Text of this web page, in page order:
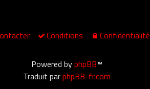
Confidentialité
Conditions
Powered byphpBB™
Traduit parphpBB-fr.com